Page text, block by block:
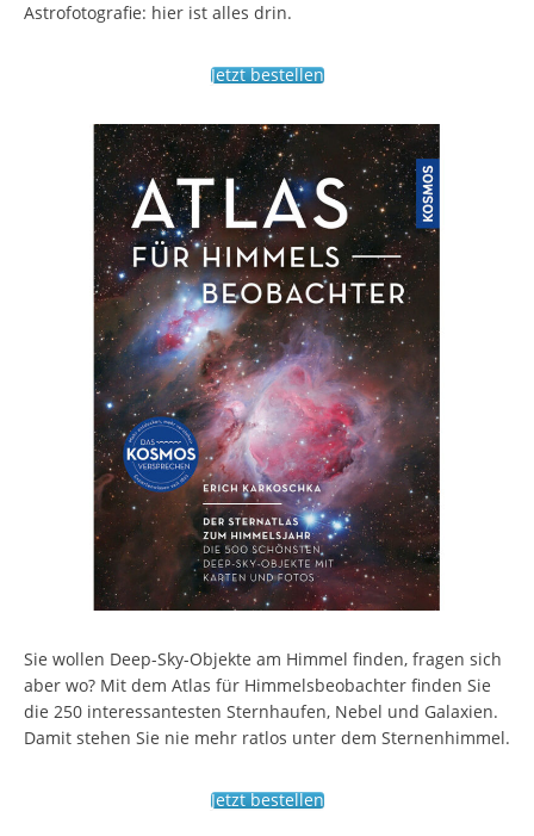
Astrofotografie: hier ist alles drin.
Jetzt bestellen
Sie wollen Deep-Sky-Objekte am Himmel finden, fragen sich
aber wo? Mit dem Atlas für Himmelsbeobachter finden Sie
die 250 interessantesten Sternhaufen, Nebel und Galaxien.
Damit stehen Sie nie mehr ratlos unter dem Sternenhimmel.
Jetzt bestellen